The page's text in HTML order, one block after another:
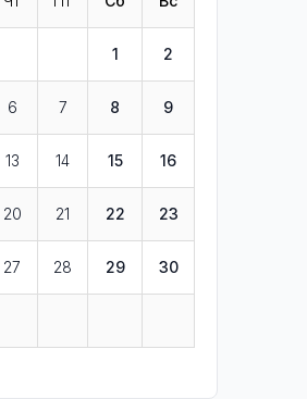
1 2
6 7 8 9
13 14 15 16
20 21 22 23
27 28 29 30